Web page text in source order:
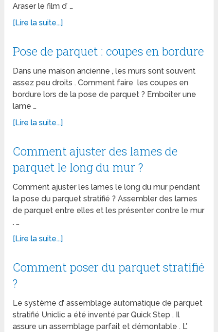
Araser le film d’ …
[Lire la suite...]
Pose de parquet : coupes en bordure
Dans une maison ancienne , les murs sont souvent
assez peu droits . Comment faire les coupes en
bordure lors de la pose de parquet ? Emboiter une
lame …
[Lire la suite...]
Comment ajuster des lames de
parquet le long du mur ?
Comment ajuster les lames le long du mur pendant
la pose du parquet stratifié ? Assembler des lames
de parquet entre elles et les présenter contre le mur
. …
[Lire la suite...]
Comment poser du parquet stratifié
?
Le système d’ assemblage automatique de parquet
stratifié Uniclic a été inventé par Quick Step . Il
assure un assemblage parfait et démontable . L’